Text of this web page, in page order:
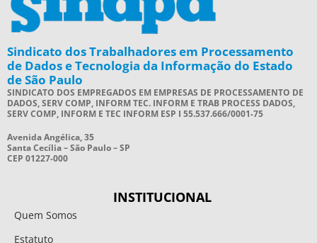
Sindicato dos Trabalhadores em Processamento
de Dados e Tecnologia da Informação do Estado
de São Paulo
SINDICATO DOS EMPREGADOS EM EMPRESAS DE PROCESSAMENTO DE
DADOS, SERV COMP, INFORM TEC. INFORM E TRAB PROCESS DADOS,
SERV COMP, INFORM E TEC INFORM ESP I 55.537.666/0001-75
Avenida Angélica, 35
Santa Cecília – São Paulo – SP
CEP 01227-000
INSTITUCIONAL
Quem Somos
Estatuto